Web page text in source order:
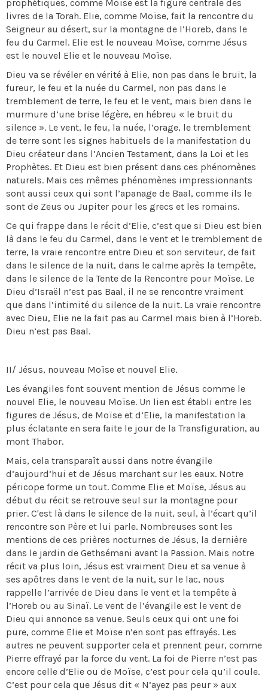
prophétiques, comme Moïse est la figure centrale des
livres de la Torah. Elie, comme Moïse, fait la rencontre du
Seigneur au désert, sur la montagne de l’Horeb, dans le
feu du Carmel. Elie est le nouveau Moïse, comme Jésus
est le nouvel Elie et le nouveau Moïse.
Dieu va se révéler en vérité à Elie, non pas dans le bruit, la
fureur, le feu et la nuée du Carmel, non pas dans le
tremblement de terre, le feu et le vent, mais bien dans le
murmure d’une brise légère, en hébreu « le bruit du
silence ». Le vent, le feu, la nuée, l’orage, le tremblement
de terre sont les signes habituels de la manifestation du
Dieu créateur dans l’Ancien Testament, dans la Loi et les
Prophètes. Et Dieu est bien présent dans ces phénomènes
naturels. Mais ces mêmes phénomènes impressionnants
sont aussi ceux qui sont l’apanage de Baal, comme ils le
sont de Zeus ou Jupiter pour les grecs et les romains.
Ce qui frappe dans le récit d’Elie, c’est que si Dieu est bien
là dans le feu du Carmel, dans le vent et le tremblement de
terre, la vraie rencontre entre Dieu et son serviteur, de fait
dans le silence de la nuit, dans le calme après la tempête,
dans le silence de la Tente de la Rencontre pour Moïse. Le
Dieu d’Israël n’est pas Baal, il ne se rencontre vraiment
que dans l’intimité du silence de la nuit. La vraie rencontre
avec Dieu, Elie ne la fait pas au Carmel mais bien à l’Horeb.
Dieu n’est pas Baal.
II/ Jésus, nouveau Moïse et nouvel Elie.
Les évangiles font souvent mention de Jésus comme le
nouvel Elie, le nouveau Moïse. Un lien est établi entre les
figures de Jésus, de Moïse et d’Elie, la manifestation la
plus éclatante en sera faite le jour de la Transfiguration, au
mont Thabor.
Mais, cela transparaît aussi dans notre évangile
d’aujourd’hui et de Jésus marchant sur les eaux. Notre
péricope forme un tout. Comme Elie et Moïse, Jésus au
début du récit se retrouve seul sur la montagne pour
prier. C'est là dans le silence de la nuit, seul, à l’écart qu’il
rencontre son Père et lui parle. Nombreuses sont les
mentions de ces prières nocturnes de Jésus, la dernière
dans le jardin de Gethsémani avant la Passion. Mais notre
récit va plus loin, Jésus est vraiment Dieu et sa venue à
ses apôtres dans le vent de la nuit, sur le lac, nous
rappelle l’arrivée de Dieu dans le vent et la tempête à
l’Horeb ou au Sinaï. Le vent de l’évangile est le vent de
Dieu qui annonce sa venue. Seuls ceux qui ont une foi
pure, comme Elie et Moïse n’en sont pas effrayés. Les
autres ne peuvent supporter cela et prennent peur, comme
Pierre effrayé par la force du vent. La foi de Pierre n’est pas
encore celle d’Elie ou de Moïse, c’est pour cela qu’il coule.
C’est pour cela que Jésus dit « N’ayez pas peur » aux